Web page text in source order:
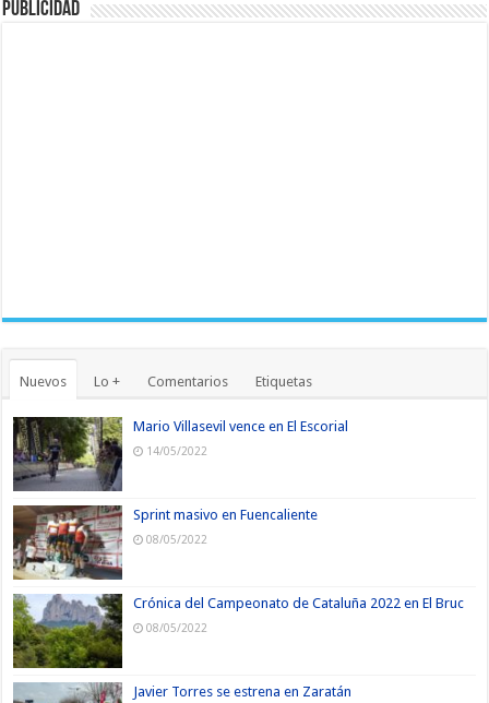
Publicidad
Nuevos Lo + Comentarios Etiquetas
Mario Villasevil vence en El Escorial
14/05/2022
Sprint masivo en Fuencaliente
08/05/2022
Crónica del Campeonato de Cataluña 2022 en El Bruc
08/05/2022
Javier Torres se estrena en Zaratán